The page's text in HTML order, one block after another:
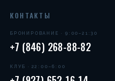
КОНТАКТЫ
БРОНИРОВАНИЕ · 9:00–21:30
+7 (846) 268-88-82
КЛУБ · 22:00–6:00